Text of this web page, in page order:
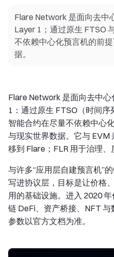
Flare Network 是面向去中
Layer 1；通过原生 FTSO
不依赖中心化预言机的前
据。
Flare Network 是面向去中
1：通过原生 FTSO（时间
智能合约在尽量不依赖中心
与现实世界数据。它与 EVM
移到 Flare；FLR 用于治理、
与许多“应用层自建预言机”
写进协议层，目标是让价格
用的基础设施。进入 2020
链 DeFi、资产桥接、NFT
参数以官方文档为准。